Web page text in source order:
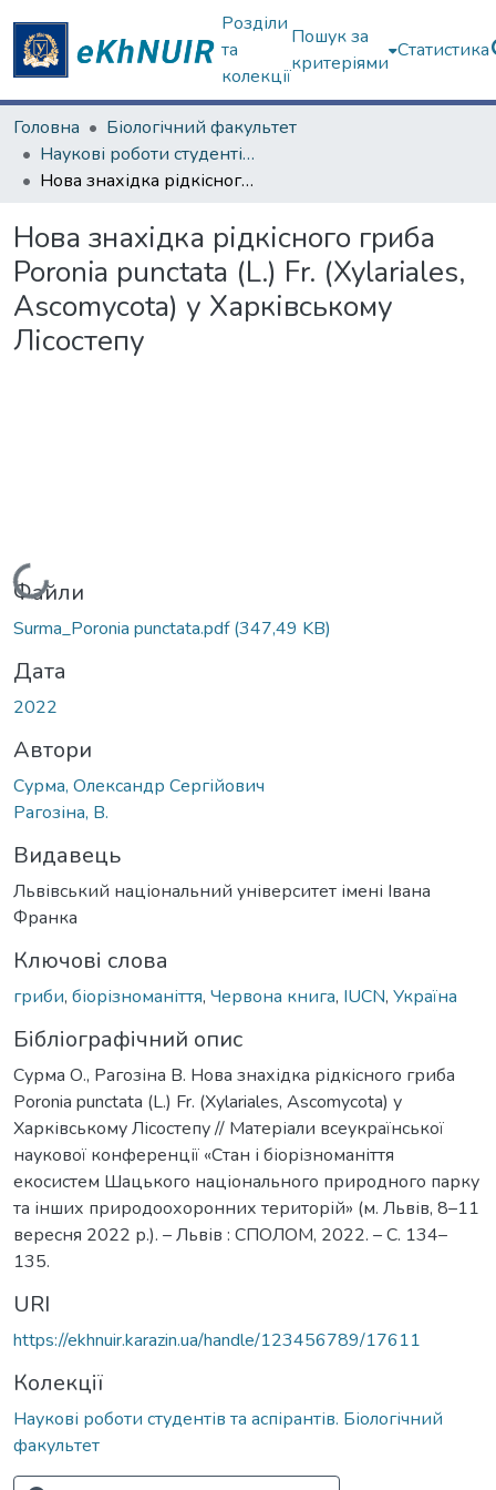
Розділи
та
колекції
Пошук за
критеріями
Статистика
Головна
Біологічний факультет
Наукові роботи студентів та аспірантів. Біологічний факультет
Нова знахідка рідкісного гриба Poronia punctata (L.) Fr. (Xylariales, Ascomycota) у Харківському Лісостепу
Нова знахідка рідкісного гриба
Poronia punctata (L.) Fr. (Xylariales,
Ascomycota) у Харківському
Лісостепу
Вантажиться...
Файли
Surma_Poronia punctata.pdf(347,49 KB)
Дата
2022
Автори
Сурма, Олександр Сергійович
Рагозіна, В.
Видавець
Львівський національний університет імені Івана
Франка
Ключові слова
гриби, біорізноманіття, Червона книга, IUCN, Україна
Бібліографічний опис
Сурма О., Рагозіна В. Нова знахідка рідкісного гриба
Poronia punctata (L.) Fr. (Xylariales, Ascomycota) у
Харківському Лісостепу // Матеріали всеукраїнської
наукової конференції «Стан і біорізноманіття
екосистем Шацького національного природного парку
та інших природоохоронних територій» (м. Львів, 8–11
вересня 2022 р.). – Львів : СПОЛОМ, 2022. – C. 134–
135.
URI
https://ekhnuir.karazin.ua/handle/123456789/17611
Колекції
Наукові роботи студентів та аспірантів. Біологічний
факультет